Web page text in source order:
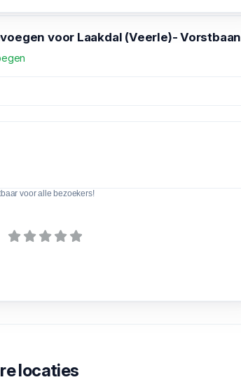
voor Laakdal (Veerle)- Vorstbaan
voor alle bezoekers!
locaties